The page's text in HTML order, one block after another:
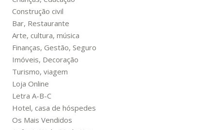
Construção civil
Bar, Restaurante
Arte, cultura, música
Finanças, Gestão, Seguro
Imóveis, Decoração
Turismo, viagem
Loja Online
Letra A-B-C
Hotel, casa de hóspedes
Os Mais Vendidos